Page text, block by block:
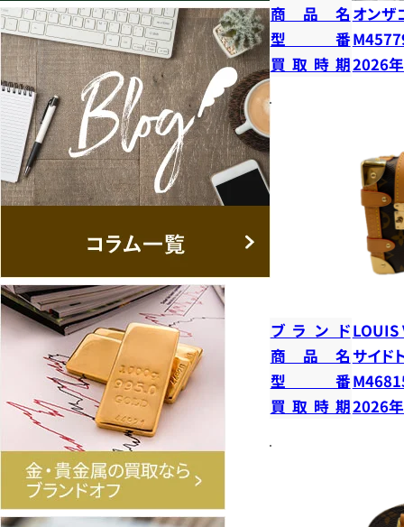
商品名 オンザ
型番
買取時期2026
ブランドLOUIS
商品名 サイド
型番
買取時期2026